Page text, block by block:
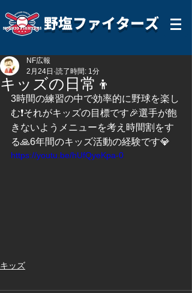
野塩ファイターズ
キッズの日常👦
NF広報
2月24日 読了時間: 1分
3時間の練習の中で効率的に野球を楽し
む❗️それがキッズの目標です🎉選手が飽
きないようメニューを考え時間割をす
る🙏6年間のキッズ活動の経験です💎
https://youtu.be/hUfQyeKpa-0
キッズ